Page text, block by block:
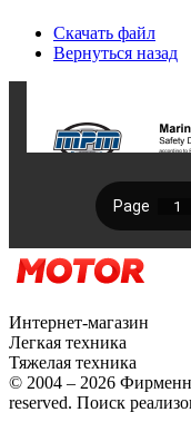
Скачать файл
Вернуться назад
Интернет-магазин
Легкая техника
Тяжелая техника
© 2004 – 2026
reserved. Поиск